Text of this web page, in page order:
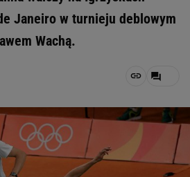
Janeiro w turnieju deblowym
Wachą.